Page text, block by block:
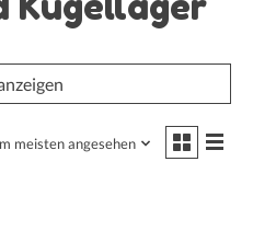
meisten angesehen